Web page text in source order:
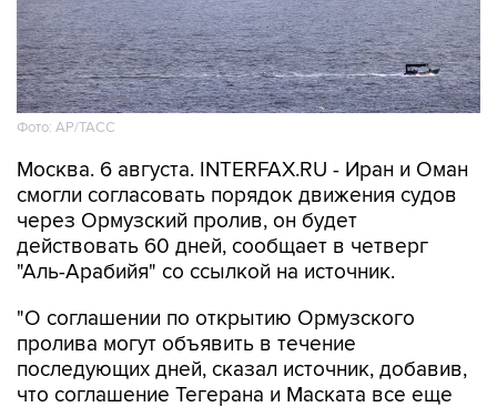
Фото: AP/ТАСС
Москва. 6 августа. INTERFAX.RU - Иран и Оман
смогли согласовать порядок движения судов
через Ормузский пролив, он будет
действовать 60 дней, сообщает в четверг
"Аль-Арабийя" со ссылкой на источник.
"О соглашении по открытию Ормузского
пролива могут объявить в течение
последующих дней, сказал источник, добавив,
что соглашение Тегерана и Маската все еще